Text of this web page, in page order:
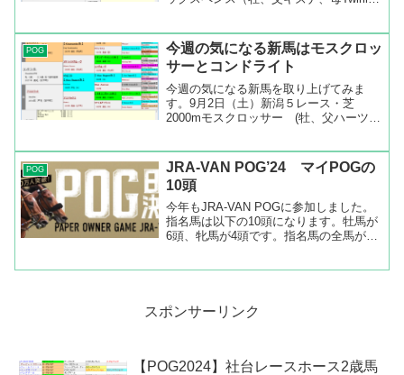
ーム）母Twirling Candyは...
POG
今週の気になる新馬はモスクロッ
サーとコンドライト
今週の気になる新馬を取り上げてみま
す。9月2日（土）新潟５レース・芝
2000mモスクロッサー (牡、父ハーツク
ーザンファーム)兄ダノンファラオはJDD
やダイオライト記念...
POG
JRA-VAN POG’24 マイPOGの
10頭
今年もJRA-VAN POGに参加しました。
指名馬は以下の10頭になります。牡馬が
6頭、牝馬が4頭です。指名馬の全馬が1
スポンサーリンク
【POG2024】社台レースホース2歳馬